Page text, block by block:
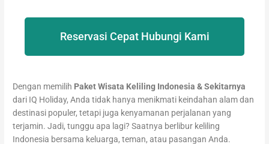
Reservasi Cepat Hubungi Kami
Dengan memilih Paket Wisata Keliling Indonesia & Sekitarnya
dari IQ Holiday, Anda tidak hanya menikmati keindahan alam dan
destinasi populer, tetapi juga kenyamanan perjalanan yang
terjamin. Jadi, tunggu apa lagi? Saatnya berlibur keliling
Indonesia bersama keluarga, teman, atau pasangan Anda.